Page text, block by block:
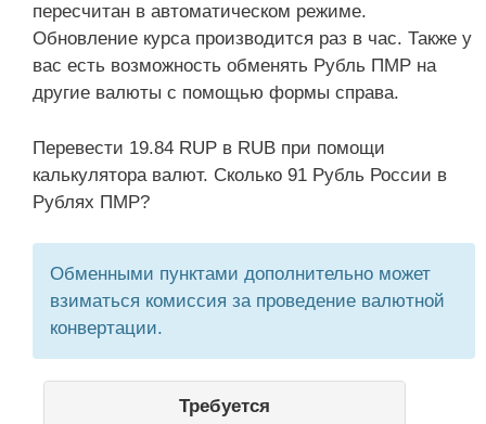
пересчитан в автоматическом режиме.
Обновление курса производится раз в час. Также у
вас есть возможность обменять Рубль ПМР на
другие валюты с помощью формы справа.
Перевести 19.84 RUP в RUB при помощи
калькулятора валют. Сколько 91 Рубль России в
Рублях ПМР?
Обменными пунктами дополнительно может
взиматься комиссия за проведение валютной
конвертации.
Требуется